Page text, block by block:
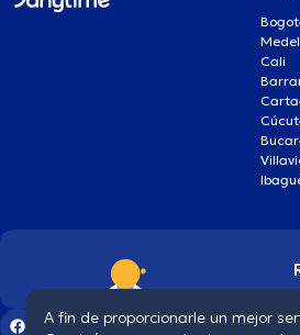
Cali
A fin de proporcionarle un mejor